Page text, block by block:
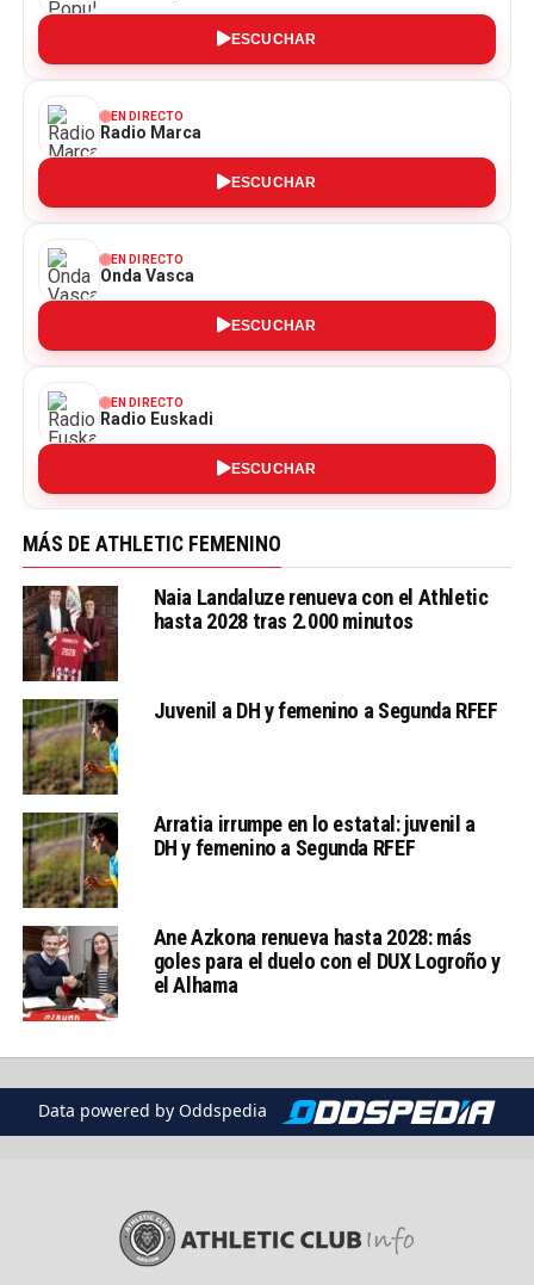
ESCUCHAR
EN DIRECTO
Radio Marca
ESCUCHAR
EN DIRECTO
Onda Vasca
ESCUCHAR
EN DIRECTO
Radio Euskadi
ESCUCHAR
MÁS DE ATHLETIC FEMENINO
Naia Landaluze renueva con el Athletic
hasta 2028 tras 2.000 minutos
Juvenil a DH y femenino a Segunda RFEF
Arratia irrumpe en lo estatal: juvenil a
DH y femenino a Segunda RFEF
Ane Azkona renueva hasta 2028: más
goles para el duelo con el DUX Logroño y
el Alhama
Data powered by Oddspedia